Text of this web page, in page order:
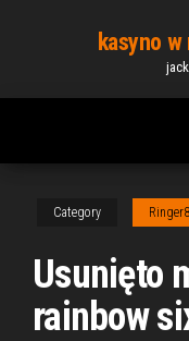
content
kasyno
Category
Usunięto
rainbow